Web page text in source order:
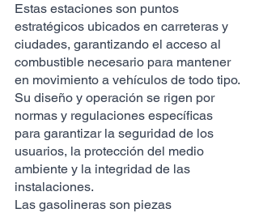
Estas estaciones son puntos
estratégicos ubicados en carreteras y
ciudades, garantizando el acceso al
combustible necesario para mantener
en movimiento a vehículos de todo tipo.
Su diseño y operación se rigen por
normas y regulaciones específicas
para garantizar la seguridad de los
usuarios, la protección del medio
ambiente y la integridad de las
instalaciones.
Las gasolineras son piezas